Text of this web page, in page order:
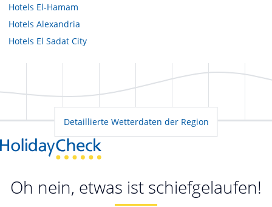
Hotels El-Hamam
Hotels Alexandria
Hotels El Sadat City
Detaillierte Wetterdaten der Region
Oh nein, etwas ist schiefgelaufen!